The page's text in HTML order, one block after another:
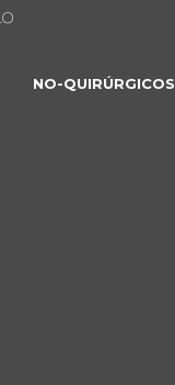
NO-QUIRÚRGICOS